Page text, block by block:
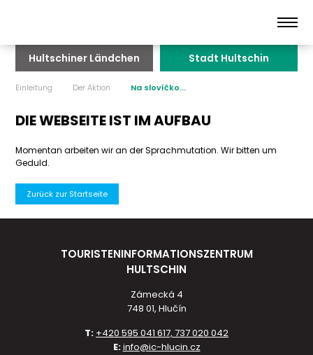
Hultschiner Ländchen Stadt Hultschin
Einleitung Der Aktion Na slovíčko...
DIE WEBSEITE IST IM AUFBAU
Momentan arbeiten wir an der Sprachmutation. Wir bitten um
Geduld.
Zurück zur Startseite
TOURISTENINFORMATIONSZENTRUM
HULTSCHIN
Zámecká 4
748 01, Hlučín
T: +420 595 041 617, 737 020 042
E:info@ic-hlucin.cz